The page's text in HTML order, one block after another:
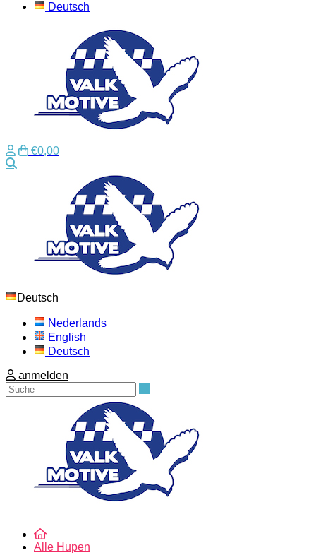
Deutsch
€0,00
Deutsch
Nederlands
English
Deutsch
anmelden
Alle Hupen